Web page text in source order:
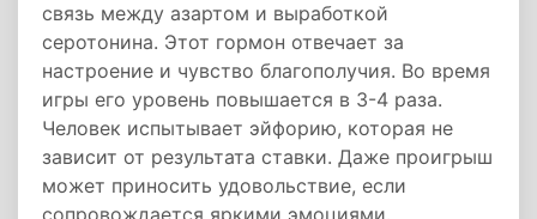
связь между азартом и выработкой
серотонина. Этот гормон отвечает за
настроение и чувство благополучия. Во время
игры его уровень повышается в 3-4 раза.
Человек испытывает эйфорию, которая не
зависит от результата ставки. Даже проигрыш
может приносить удовольствие, если